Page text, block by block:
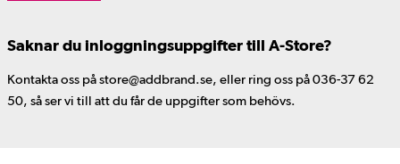
Saknar du inloggningsuppgifter till A-Store?
Kontakta oss på store@addbrand.se, eller ring oss på 036-37 62
50, så ser vi till att du får de uppgifter som behövs.